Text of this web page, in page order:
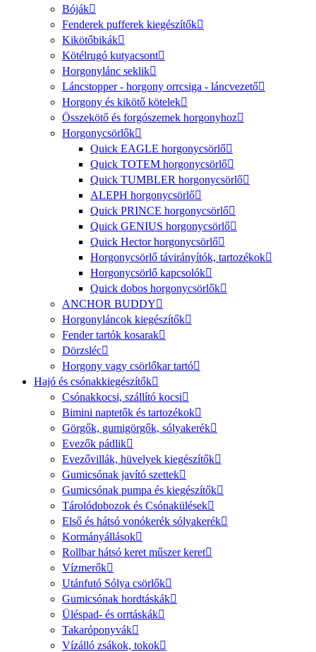
Bóják
Fenderek pufferek kiegészítők
Kikötőbikák
Kötélrugó kutyacsont
Horgonylánc seklik
Láncstopper - horgony orrcsiga - láncvezető
Horgony és kikötő kötelek
Összekötő és forgószemek horgonyhoz
Horgonycsörlők
Quick EAGLE horgonycsörlő
Quick TOTEM horgonycsörlő
Quick TUMBLER horgonycsörlő
ALEPH horgonycsörlő
Quick PRINCE horgonycsörlő
Quick GENIUS horgonycsörlő
Quick Hector horgonycsörlő
Horgonycsörlő távirányítók, tartozékok
Horgonycsörlő kapcsolók
Quick dobos horgonycsörlők
ANCHOR BUDDY
Horgonyláncok kiegészítők
Fender tartók kosarak
Dörzsléc
Horgony vagy csörlőkar tartó
Hajó és csónakkiegészítők
Csónakkocsi, szállító kocsi
Bimini naptetők és tartozékok
Görgők, gumigörgők, sólyakerék
Evezők pádlik
Evezővillák, hüvelyek kiegészítők
Gumicsónak javító szettek
Gumicsónak pumpa és kiegészítők
Tárolódobozok és Csónakülések
Első és hátsó vonókerék sólyakerék
Kormányállások
Rollbar hátsó keret műszer keret
Vízmerők
Utánfutó Sólya csörlők
Gumicsónak hordtáskák
Üléspad- és orrtáskák
Takaróponyvák
Vízálló zsákok, tokok